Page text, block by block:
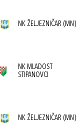
NK ŽELJEZNIČAR (MN)
NK MLADOST
STIPANOVCI
NK ŽELJEZNIČAR (MN)